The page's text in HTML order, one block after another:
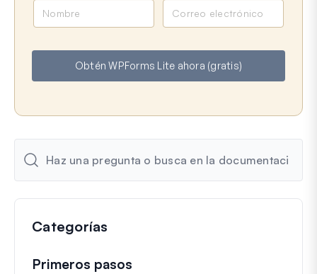
b
e
r
e
o
l
t
Obtén WPForms Lite ahora (gratis)
Categorías
Primeros pasos